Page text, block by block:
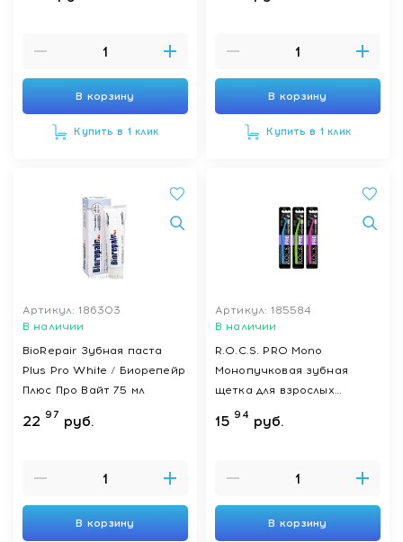
лет, 75 г
В корзину
Купить в 1 клик
В корзину
Купить в 1 клик
Артикул: 186303
В наличии
BioRepair Зубная паста
Plus Pro White / Биорепейр
Плюс Про Вайт 75 мл
22 97 руб.
В корзину
Артикул: 185584
В наличии
R.O.C.S. PRO Mono
Монопучковая зубная
щетка для взрослых
(мягкая)
15 94 руб.
В корзину